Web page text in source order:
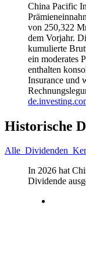
China Pacific
von 250,322
dem Vorjahr.
kumulierte
ein moderates
enthalten
Insurance und
Historische
Alle Dividenden
In 2026 hat
Dividende